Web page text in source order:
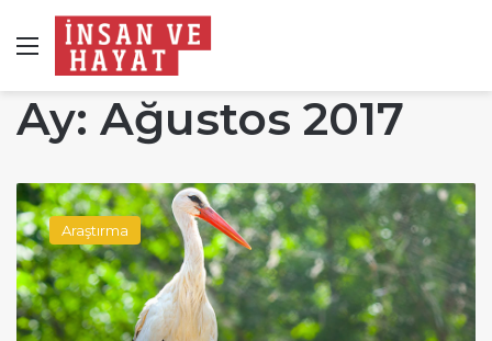
Menü
Ay: Ağustos 2017
Leylek
Araştırma